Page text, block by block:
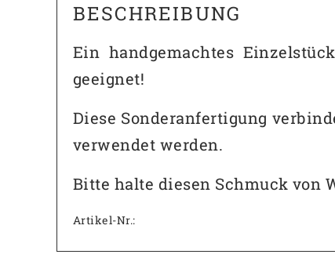
BESCHREIBUNG
Ein handgemachtes
geeignet!
Diese Sonderanfertigung
verwendet werden.
Bitte halte diesen Schmuck von
Artikel-Nr.: